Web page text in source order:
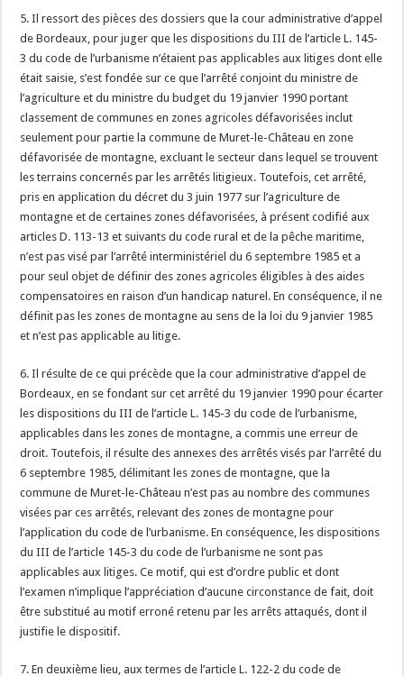
5. Il ressort des pièces des dossiers que la cour administrative d’appel
de Bordeaux, pour juger que les dispositions du III de l’article L. 145-
3 du code de l’urbanisme n’étaient pas applicables aux litiges dont elle
était saisie, s’est fondée sur ce que l’arrêté conjoint du ministre de
l’agriculture et du ministre du budget du 19 janvier 1990 portant
classement de communes en zones agricoles défavorisées inclut
seulement pour partie la commune de Muret-le-Château en zone
défavorisée de montagne, excluant le secteur dans lequel se trouvent
les terrains concernés par les arrêtés litigieux. Toutefois, cet arrêté,
pris en application du décret du 3 juin 1977 sur l’agriculture de
montagne et de certaines zones défavorisées, à présent codifié aux
articles D. 113-13 et suivants du code rural et de la pêche maritime,
n’est pas visé par l’arrêté interministériel du 6 septembre 1985 et a
pour seul objet de définir des zones agricoles éligibles à des aides
compensatoires en raison d’un handicap naturel. En conséquence, il ne
définit pas les zones de montagne au sens de la loi du 9 janvier 1985
et n’est pas applicable au litige.
6. Il résulte de ce qui précède que la cour administrative d’appel de
Bordeaux, en se fondant sur cet arrêté du 19 janvier 1990 pour écarter
les dispositions du III de l’article L. 145-3 du code de l’urbanisme,
applicables dans les zones de montagne, a commis une erreur de
droit. Toutefois, il résulte des annexes des arrêtés visés par l’arrêté du
6 septembre 1985, délimitant les zones de montagne, que la
commune de Muret-le-Château n’est pas au nombre des communes
visées par ces arrêtés, relevant des zones de montagne pour
l’application du code de l’urbanisme. En conséquence, les dispositions
du III de l’article 145-3 du code de l’urbanisme ne sont pas
applicables aux litiges. Ce motif, qui est d’ordre public et dont
l’examen n’implique l’appréciation d’aucune circonstance de fait, doit
être substitué au motif erroné retenu par les arrêts attaqués, dont il
justifie le dispositif.
7. En deuxième lieu, aux termes de l’article L. 122-2 du code de